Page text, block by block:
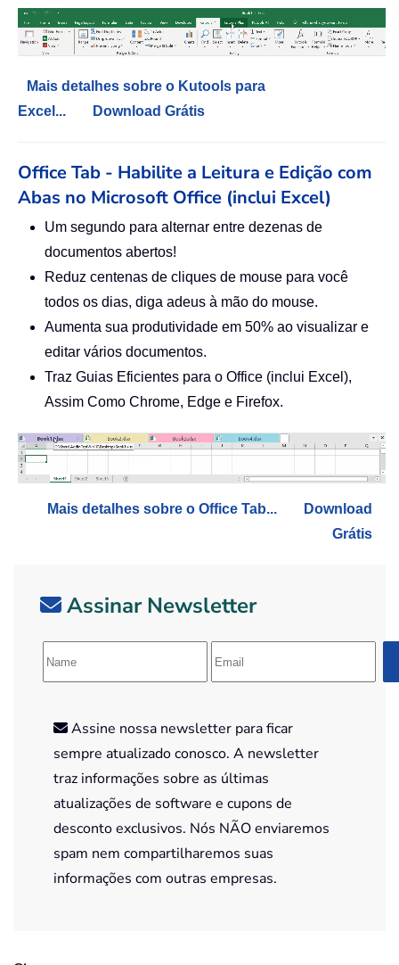
Mais detalhes sobre o Kutools para
Excel...
Download Grátis
Office Tab - Habilite a Leitura e Edição com
Abas no Microsoft Office (inclui Excel)
Um segundo para alternar entre dezenas de
documentos abertos!
Reduz centenas de cliques de mouse para você
todos os dias, diga adeus à mão do mouse.
Aumenta sua produtividade em 50% ao visualizar e
editar vários documentos.
Traz Guias Eficientes para o Office (inclui Excel),
Assim Como Chrome, Edge e Firefox.
Mais detalhes sobre o Office Tab...
Download
Grátis
Assinar Newsletter
Assine nossa newsletter para ficar
sempre atualizado conosco. A newsletter
traz informações sobre as últimas
atualizações de software e cupons de
desconto exclusivos. Nós NÃO enviaremos
spam nem compartilharemos suas
informações com outras empresas.